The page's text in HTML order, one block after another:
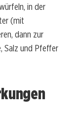
in der
(mit
dann zur
Salz und Pfeffer